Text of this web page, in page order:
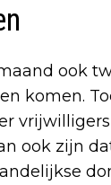
ook
komen.
ook zijn